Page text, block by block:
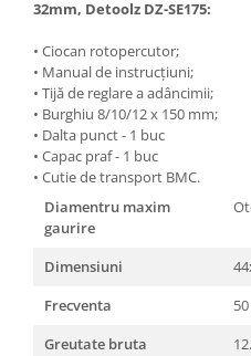
Unelte Gradinarit
Ventilatoare & Sisteme Racire
Aparate de aer conditionat
Ventilatoare
Zootehnie
Foarfeci tuns oi
Incubatoare oua
32mm, Detoolz DZ-SE175:
• Ciocan rotopercutor;
• Manual de instrucţiuni;
• Tijă de reglare a adâncimii;
• Burghiu 8/10/12 x 150 mm;
• Dalta punct - 1 buc
• Capac praf - 1 buc
• Cutie de transport BMC.
Diamentru maxim
gaurire
Dimensiuni
Frecventa
Greutate bruta